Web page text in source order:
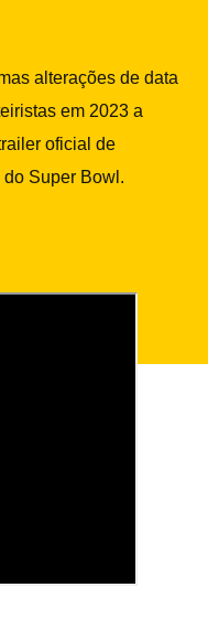
alterações de data
em 2023 a
oficial de
Super Bowl.